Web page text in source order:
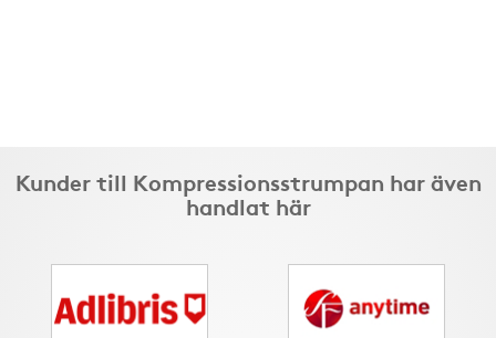
Kunder till Kompressionsstrumpan har även
handlat här